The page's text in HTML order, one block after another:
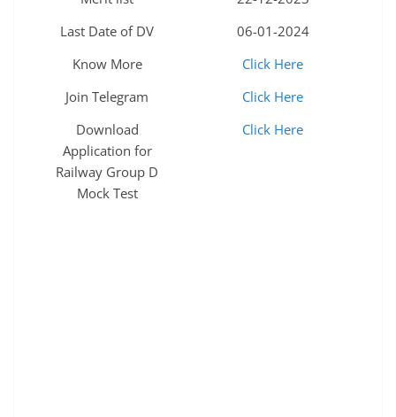
Last Date of DV
06-01-2024
Know More
Click Here
Join Telegram
Click Here
Download
Application for
Railway Group D
Mock Test
Click Here